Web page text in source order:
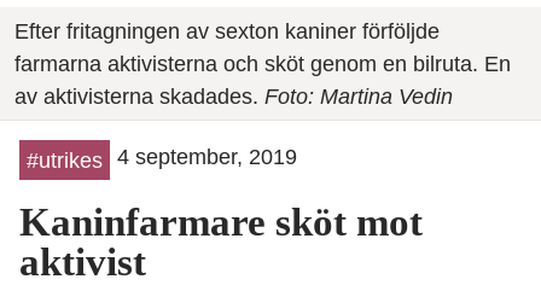
Efter fritagningen av sexton kaniner förföljde
farmarna aktivisterna och sköt genom en bilruta. En
av aktivisterna skadades. Foto: Martina Vedin
#utrikes 4 september, 2019
Kaninfarmare sköt mot
aktivist